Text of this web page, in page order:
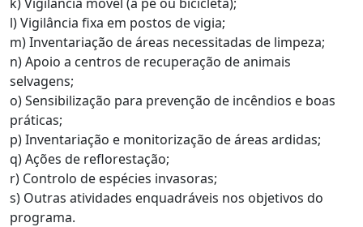
l) Vigilância fixa em postos de vigia;
m) Inventariação de áreas necessitadas de limpeza;
n) Apoio a centros de recuperação de animais
selvagens;
o) Sensibilização para prevenção de incêndios e boas
práticas;
p) Inventariação e monitorização de áreas ardidas;
q) Ações de reflorestação;
r) Controlo de espécies invasoras;
s) Outras atividades enquadráveis nos objetivos do
programa.